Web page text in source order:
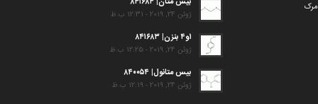
مرک
ژوئن 24, 2019 - 12:31 ب.ظ
۱و۴ بنزن| ۸۴۱۶۸۳
ژوئن 24, 2019 - 12:25 ب.ظ
بیس متانول| ۸۴۰۰۵۴
ژوئن 24, 2019 - 12:19 ب.ظ